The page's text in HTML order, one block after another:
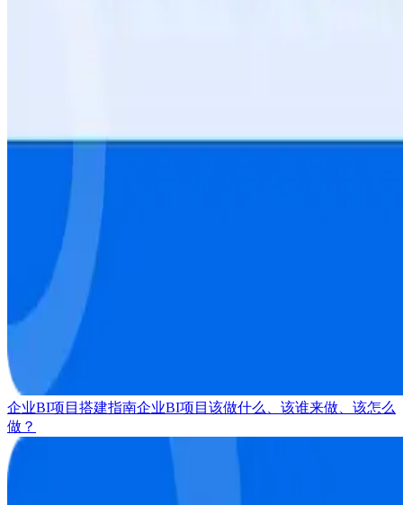
企业BI项目搭建指南企业BI项目该做什么、该谁来做、该怎么
做？